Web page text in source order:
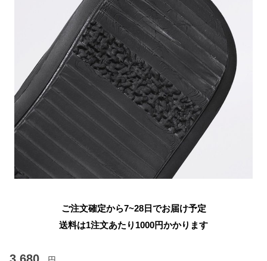
ご注文確定から7~28日でお届け予定
送料は1注文あたり 1000円かかります